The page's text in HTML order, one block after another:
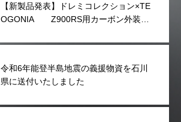
【新製品発表】ドレミコレクション×TE
OGONIA Z900RS用カーボン外装シ
令和6年能登半島地震の義援物資を石川
県に送付いたしました